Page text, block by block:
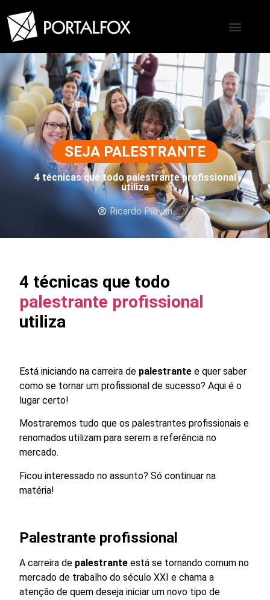
SEJA PALESTRANTE
4 técnicas que todo palestrante profissional
utiliza
Ricardo Piovan
4 técnicas que todo
palestrante profissional
utiliza
Está iniciando na carreira de palestrante e quer saber
como se tornar um profissional de sucesso? Aqui é o
lugar certo!
Mostraremos tudo que os palestrantes profissionais e
renomados utilizam para serem a referência no
mercado.
Ficou interessado no assunto? Só continuar na
matéria!
Palestrante profissional
A carreira de palestrante está se tornando comum no
mercado de trabalho do século XXI e chama a
atenção de quem deseja iniciar um novo tipo de